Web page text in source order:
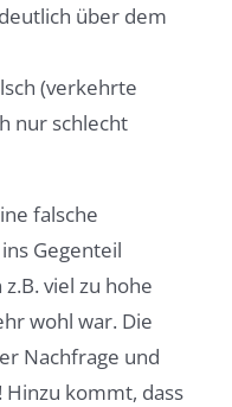
über dem
(verkehrte
nur schlecht
falsche
Gegenteil
viel zu hohe
wohl war. Die
Nachfrage und
Hinzu kommt, dass